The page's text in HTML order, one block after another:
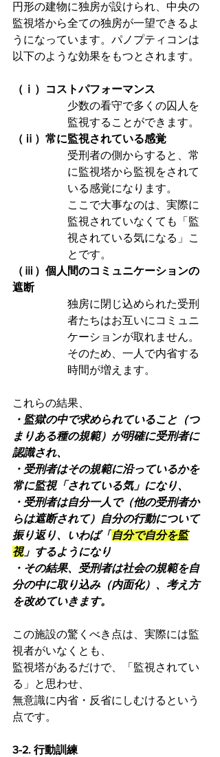
円形の建物に独房が設けられ、中央の
監視塔から全ての独房が一望できるよ
うになっています。パノプティコンは
以下のような効果をもつとされます。
（ⅰ）コストパフォーマンス
少数の看守で多くの囚人を
監視することができます。
（ⅱ）常に監視されている感覚
受刑者の側からすると、常
に監視塔から監視をされて
いる感覚になります。
ここで大事なのは、実際に
監視されていなくても「監
視されている気になる」こ
とです。
（ⅲ）個人間のコミュニケーションの
遮断
独房に閉じ込められた受刑
者たちはお互いにコミュニ
ケーションが取れません。
そのため、一人で内省する
時間が増えます。
これらの結果、
・監獄の中で求められていること（つ
まりある種の規範）が明確に受刑者に
認識され、
・受刑者はその規範に沿っているかを
常に監視「されている気」になり、
・受刑者は自分一人で（他の受刑者か
らは遮断されて）自分の行動について
振り返り、いわば「 自分で自分を監
視」するようになり
・その結果、受刑者は社会の規範を自
分の中に取り込み（内面化）、考え方
を改めていきます。
この施設の驚くべき点は、実際には監
視者がいなくとも、
監視塔があるだけで、「監視されてい
る」と思わせ、
無意識に内省・反省にしむけるという
点です。
3-2. 行動訓練